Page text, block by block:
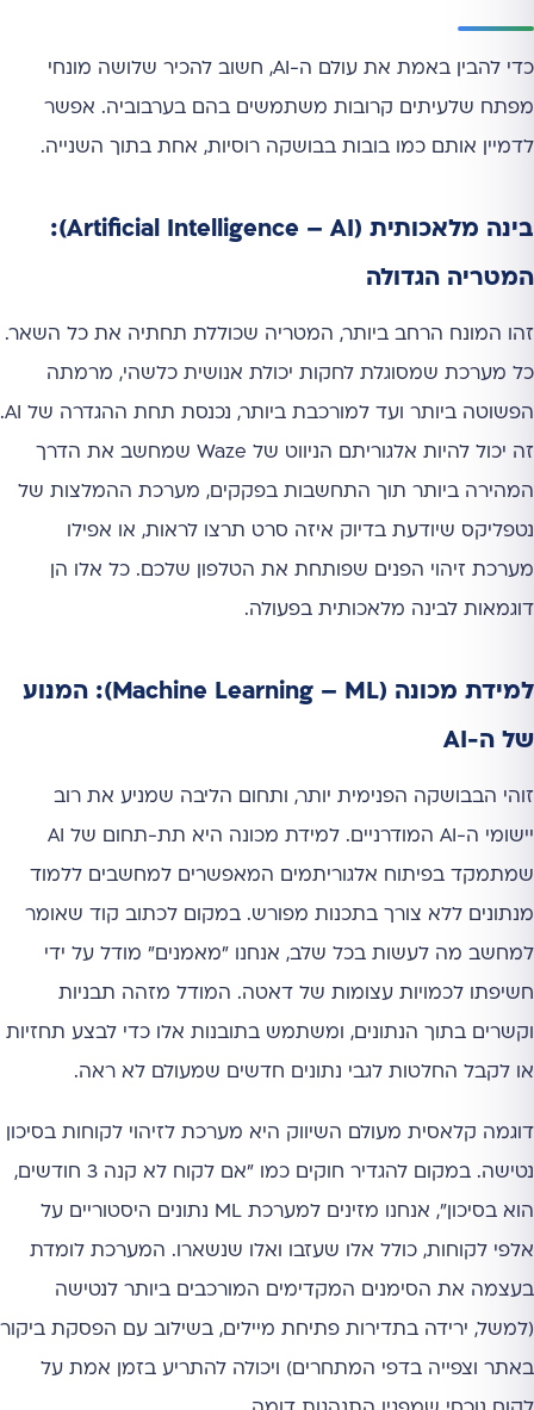
כדי להבין באמת את עולם ה-AI, חשוב להכיר שלושה מונחי
מפתח שלעיתים קרובות משתמשים בהם בערבוביה. אפשר
לדמיין אותם כמו בובות בבושקה רוסיות, אחת בתוך השנייה.
בינה מלאכותית (Artificial Intelligence – AI):
המטריה הגדולה
זהו המונח הרחב ביותר, המטריה שכוללת תחתיה את כל השאר.
כל מערכת שמסוגלת לחקות יכולת אנושית כלשהי, מרמתה
הפשוטה ביותר ועד למורכבת ביותר, נכנסת תחת ההגדרה של AI.
זה יכול להיות אלגוריתם הניווט של Waze שמחשב את הדרך
המהירה ביותר תוך התחשבות בפקקים, מערכת ההמלצות של
נטפליקס שיודעת בדיוק איזה סרט תרצו לראות, או אפילו
מערכת זיהוי הפנים שפותחת את הטלפון שלכם. כל אלו הן
דוגמאות לבינה מלאכותית בפעולה.
למידת מכונה (Machine Learning – ML): המנוע
של ה-AI
זוהי הבבושקה הפנימית יותר, ותחום הליבה שמניע את רוב
יישומי ה-AI המודרניים. למידת מכונה היא תת-תחום של AI
שמתמקד בפיתוח אלגוריתמים המאפשרים למחשבים ללמוד
מנתונים ללא צורך בתכנות מפורש. במקום לכתוב קוד שאומר
למחשב מה לעשות בכל שלב, אנחנו "מאמנים" מודל על ידי
חשיפתו לכמויות עצומות של דאטה. המודל מזהה תבניות
וקשרים בתוך הנתונים, ומשתמש בתובנות אלו כדי לבצע תחזיות
או לקבל החלטות לגבי נתונים חדשים שמעולם לא ראה.
דוגמה קלאסית מעולם השיווק היא מערכת לזיהוי לקוחות בסיכון
נטישה. במקום להגדיר חוקים כמו "אם לקוח לא קנה 3 חודשים,
הוא בסיכון", אנחנו מזינים למערכת ML נתונים היסטוריים על
אלפי לקוחות, כולל אלו שעזבו ואלו שנשארו. המערכת לומדת
בעצמה את הסימנים המקדימים המורכבים ביותר לנטישה
(למשל, ירידה בתדירות פתיחת מיילים, בשילוב עם הפסקת ביקור
באתר וצפייה בדפי המתחרים) ויכולה להתריע בזמן אמת על